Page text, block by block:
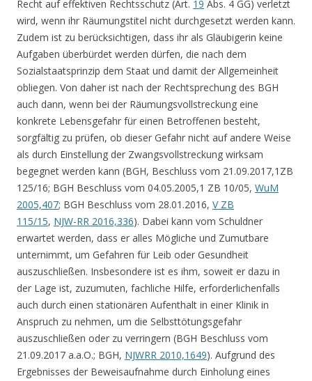
Recht auf effektiven Rechtsschutz (Art. 19 Abs. 4 GG) verletzt
wird, wenn ihr Räumungstitel nicht durchgesetzt werden kann.
Zudem ist zu berücksichtigen, dass ihr als Gläubigerin keine
Aufgaben überbürdet werden dürfen, die nach dem
Sozialstaatsprinzip dem Staat und damit der Allgemeinheit
obliegen. Von daher ist nach der Rechtsprechung des BGH
auch dann, wenn bei der Räumungsvollstreckung eine
konkrete Lebensgefahr für einen Betroffenen besteht,
sorgfältig zu prüfen, ob dieser Gefahr nicht auf andere Weise
als durch Einstellung der Zwangsvollstreckung wirksam
begegnet werden kann (BGH, Beschluss vom 21.09.2017,1ZB
125/16; BGH Beschluss vom 04.05.2005,1 ZB 10/05, WuM
2005,407; BGH Beschluss vom 28.01.2016, V ZB
115/15, NJW-RR 2016,336). Dabei kann vom Schuldner
erwartet werden, dass er alles Mögliche und Zumutbare
unternimmt, um Gefahren für Leib oder Gesundheit
auszuschließen. Insbesondere ist es ihm, soweit er dazu in
der Lage ist, zuzumuten, fachliche Hilfe, erforderlichenfalls
auch durch einen stationären Aufenthalt in einer Klinik in
Anspruch zu nehmen, um die Selbsttötungsgefahr
auszuschließen oder zu verringern (BGH Beschluss vom
21.09.2017 a.a.O.; BGH, NJWRR 2010,1649). Aufgrund des
Ergebnisses der Beweisaufnahme durch Einholung eines